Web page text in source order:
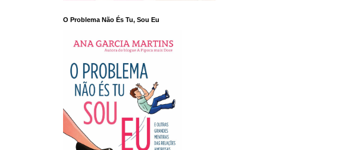
O Problema Não És Tu, Sou Eu